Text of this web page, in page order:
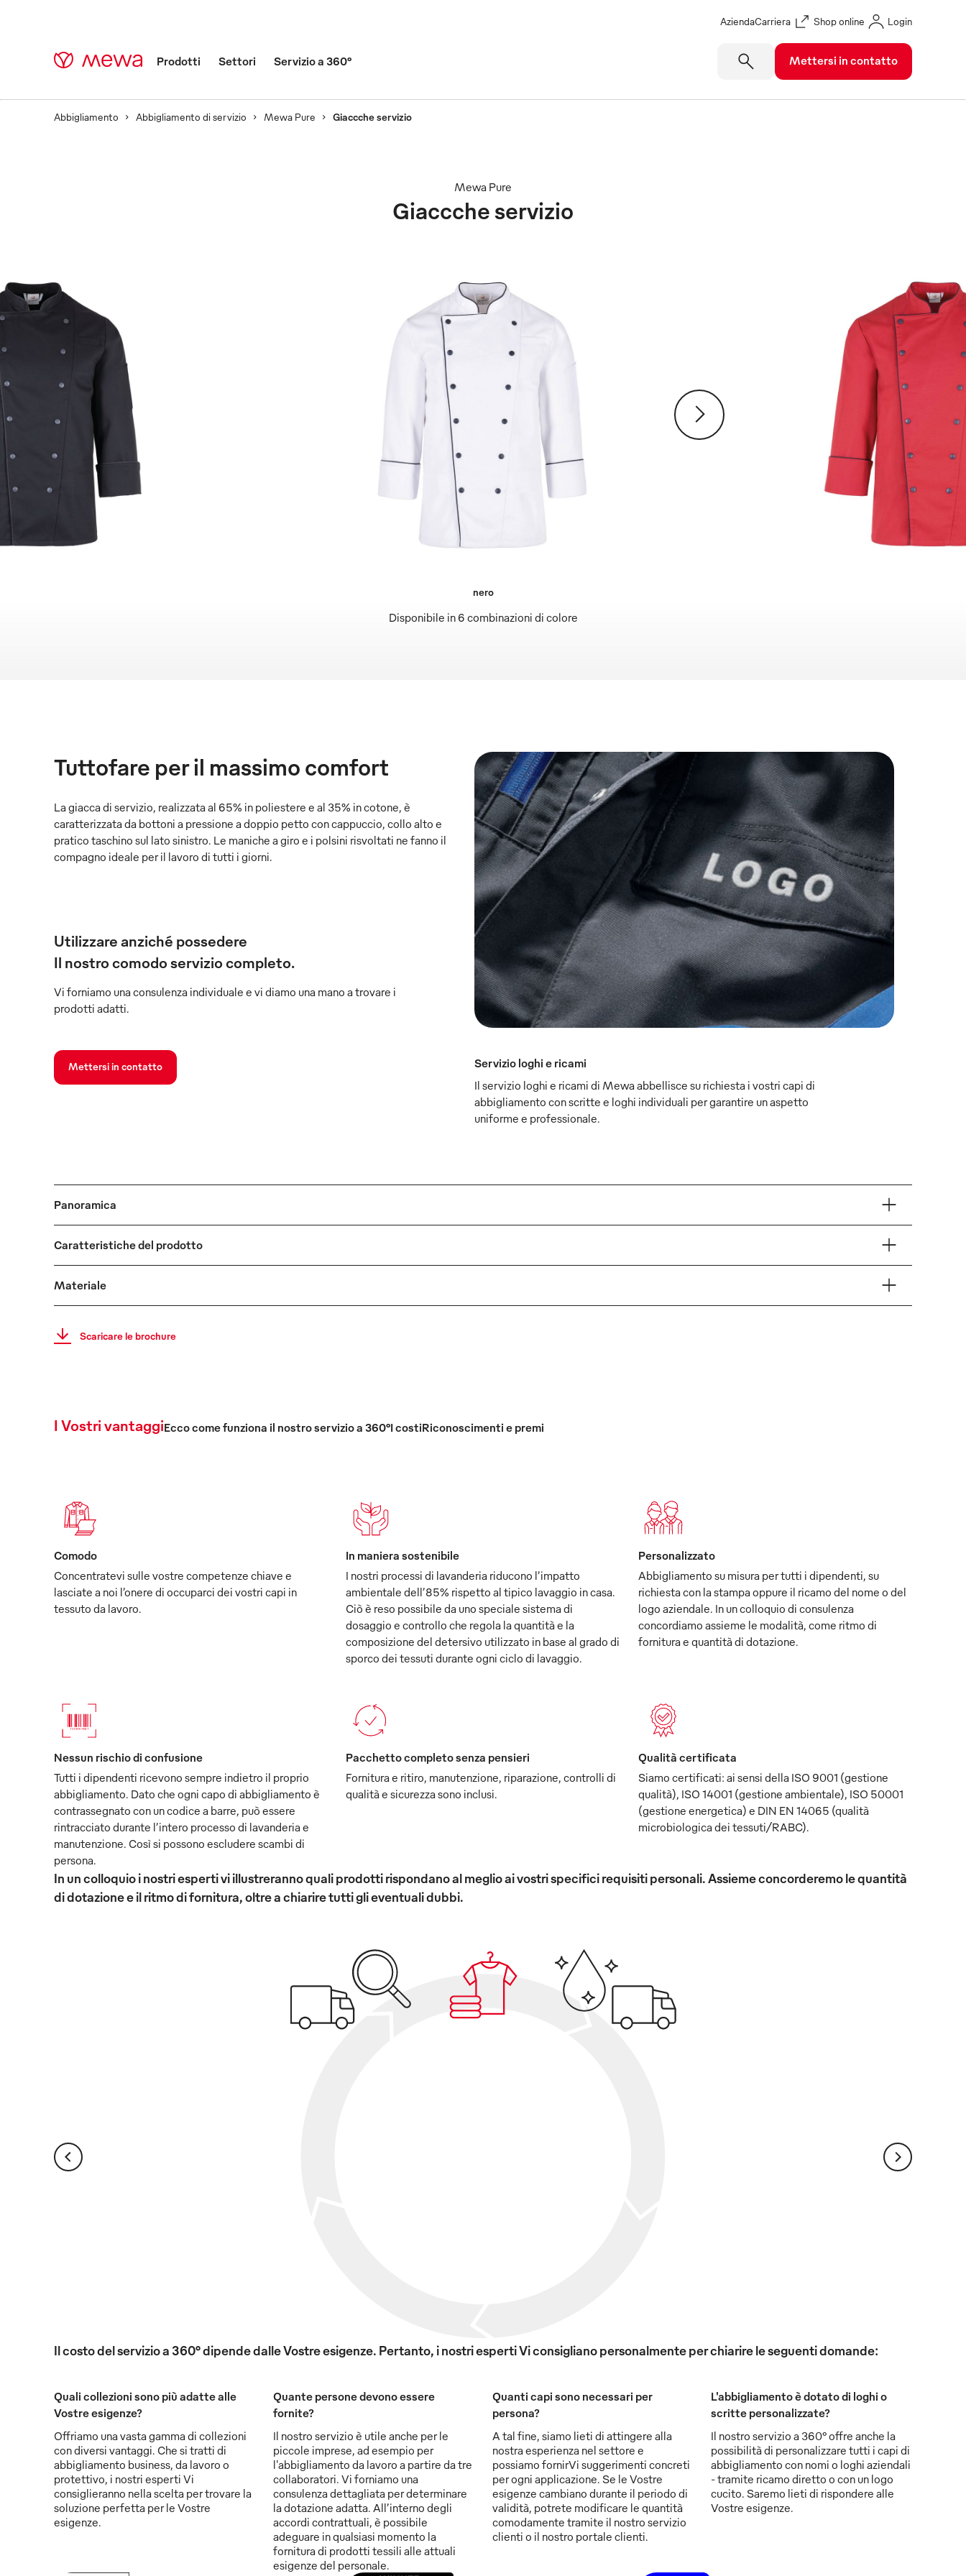
AziendaCarriera Shop online Login
Prodotti Settori Servizio a 360° Mettersi in contatto
Abbigliamento Abbigliamento di servizio Mewa Pure Giaccche servizio
Giaccche servizio
Mewa Pure
Disponibile in 6 combinazioni di colore
nero
Tuttofare per il massimo comfort
La giacca di servizio, realizzata al 65% in poliestere e al 35% in cotone, è
caratterizzata da bottoni a pressione a doppio petto con cappuccio, collo alto e
pratico taschino sul lato sinistro. Le maniche a giro e i polsini risvoltati ne fanno il
compagno ideale per il lavoro di tutti i giorni.
Utilizzare anziché possedere
Il nostro comodo servizio completo.
Vi forniamo una consulenza individuale e vi diamo una mano a trovare i
prodotti adatti.
Mettersi in contatto
Servizio loghi e ricami
Il servizio loghi e ricami di Mewa abbellisce su richiesta i vostri capi di
abbigliamento con scritte e loghi individuali per garantire un aspetto
uniforme e professionale.
Panoramica
Caratteristiche del prodotto
Materiale
Scaricare le brochure
I Vostri vantaggiEcco come funziona il nostro servizio a 360°I costiRiconoscimenti e premi
Comodo
Concentratevi sulle vostre competenze chiave e
lasciate a noi l’onere di occuparci dei vostri capi in
tessuto da lavoro.
In maniera sostenibile
I nostri processi di lavanderia riducono l’impatto
ambientale dell’85% rispetto al tipico lavaggio in casa.
Ciò è reso possibile da uno speciale sistema di
dosaggio e controllo che regola la quantità e la
composizione del detersivo utilizzato in base al grado di
sporco dei tessuti durante ogni ciclo di lavaggio.
Personalizzato
Abbigliamento su misura per tutti i dipendenti, su
richiesta con la stampa oppure il ricamo del nome o del
logo aziendale. In un colloquio di consulenza
concordiamo assieme le modalità, come ritmo di
fornitura e quantità di dotazione.
Nessun rischio di confusione
Tutti i dipendenti ricevono sempre indietro il proprio
abbigliamento. Dato che ogni capo di abbigliamento è
contrassegnato con un codice a barre, può essere
rintracciato durante l’intero processo di lavanderia e
manutenzione. Così si possono escludere scambi di
persona.
Pacchetto completo senza pensieri
Fornitura e ritiro, manutenzione, riparazione, controlli di
qualità e sicurezza sono inclusi.
Qualità certificata
Siamo certificati: ai sensi della ISO 9001 (gestione
qualità), ISO 14001 (gestione ambientale), ISO 50001
(gestione energetica) e DIN EN 14065 (qualità
microbiologica dei tessuti/RABC).
In un colloquio i nostri esperti vi illustreranno quali prodotti rispondano al meglio ai vostri specifici requisiti personali. Assieme concorderemo le quantità
di dotazione e il ritmo di fornitura, oltre a chiarire tutti gli eventuali dubbi.
Il costo del servizio a 360° dipende dalle Vostre esigenze. Pertanto, i nostri esperti Vi consigliano personalmente per chiarire le seguenti domande:
Quali collezioni sono più adatte alle
Vostre esigenze?
Offriamo una vasta gamma di collezioni
con diversi vantaggi. Che si tratti di
abbigliamento business, da lavoro o
protettivo, i nostri esperti Vi
consiglieranno nella scelta per trovare la
soluzione perfetta per le Vostre
esigenze.
Quante persone devono essere
fornite?
Il nostro servizio è utile anche per le
piccole imprese, ad esempio per
l'abbigliamento da lavoro a partire da tre
collaboratori. Vi forniamo una
consulenza dettagliata per determinare
la dotazione adatta. All’interno degli
accordi contrattuali, è possibile
adeguare in qualsiasi momento la
fornitura di prodotti tessili alle attuali
esigenze del personale.
Quanti capi sono necessari per
persona?
A tal fine, siamo lieti di attingere alla
nostra esperienza nel settore e
possiamo fornirVi suggerimenti concreti
per ogni applicazione. Se le Vostre
esigenze cambiano durante il periodo di
validità, potrete modificare le quantità
comodamente tramite il nostro servizio
clienti o il nostro portale clienti.
L'abbigliamento è dotato di loghi o
scritte personalizzate?
Il nostro servizio a 360° offre anche la
possibilità di personalizzare tutti i capi di
abbigliamento con nomi o loghi aziendali
- tramite ricamo diretto o con un logo
cucito. Saremo lieti di rispondere alle
Vostre esigenze.